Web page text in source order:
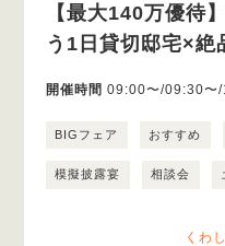
【最大140万優待
う1日貸切邸宅×絶
開催時間 09:00〜/09:30〜
BIGフェア おすすめ
模擬披露宴 相談会
くわ